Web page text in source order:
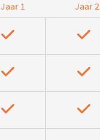
Jaar 1 Jaar 2